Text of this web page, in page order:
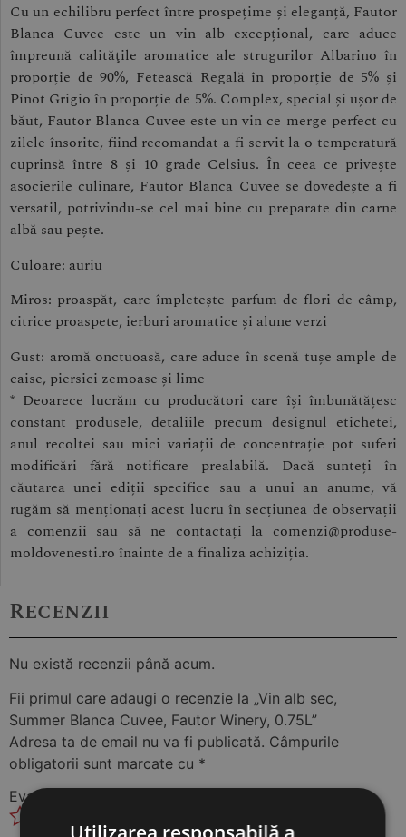
Cu un echilibru perfect între prospețime și eleganță, Fautor
Blanca Cuvee este un vin alb excepțional, care aduce
împreună calităţile aromatice ale strugurilor Albarino în
proporție de 90%, Fetească Regală în proporție de 5% și
Pinot Grigio în proporție de 5%. Complex, special și ușor de
băut, Fautor Blanca Cuvee este un vin ce merge perfect cu
zilele însorite, fiind recomandat a fi servit la o temperatură
cuprinsă între 8 și 10 grade Celsius. În ceea ce privește
asocierile culinare, Fautor Blanca Cuvee se dovedeşte a fi
versatil, potrivindu-se cel mai bine cu preparate din carne
albă sau pește.
Culoare: auriu
Miros: proaspăt, care împleteşte parfum de flori de câmp,
citrice proaspete, ierburi aromatice și alune verzi
Gust: aromă onctuoasă, care aduce în scenă tușe ample de
caise, piersici zemoase și lime
* Deoarece lucrăm cu producători care își îmbunătățesc
constant produsele, detaliile precum designul etichetei,
anul recoltei sau mici variații de concentrație pot suferi
modificări fără notificare prealabilă. Dacă sunteți în
căutarea unei ediții specifice sau a unui an anume, vă
rugăm să menționați acest lucru în secțiunea de observații
a comenzii sau să ne contactați la comenzi@produse-
moldovenesti.ro înainte de a finaliza achiziția.
Recenzii
Nu există recenzii până acum.
Fii primul care adaugi o recenzie la „Vin alb sec,
Summer Blanca Cuvee, Fautor Winery, 0.75L”
Adresa ta de email nu va fi publicată. Câmpurile
obligatorii sunt marcate cu *
Evaluarea ta